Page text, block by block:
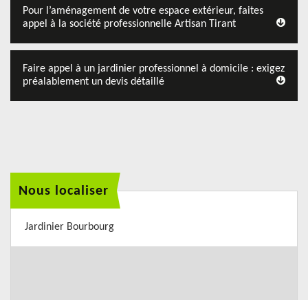
Pour l’aménagement de votre espace extérieur, faites
appel à la société professionnelle Artisan Tirant
Faire appel à un jardinier professionnel à domicile : exigez
préalablement un devis détaillé
Nous localiser
Jardinier Bourbourg